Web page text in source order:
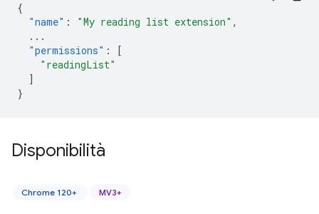
{
"name" : "My reading list extension" ,
...
"permissions" :
[
"readingList"
]
}
Disponibilità
Chrome 120+ MV3+